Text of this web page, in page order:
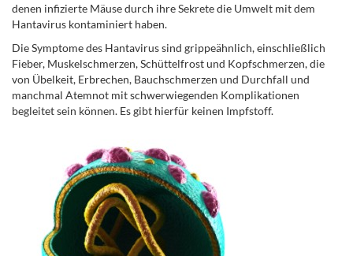
denen infizierte Mäuse durch ihre Sekrete die Umwelt mit dem
Hantavirus kontaminiert haben.
Die Symptome des Hantavirus sind grippeähnlich, einschließlich
Fieber, Muskelschmerzen, Schüttelfrost und Kopfschmerzen, die
von Übelkeit, Erbrechen, Bauchschmerzen und Durchfall und
manchmal Atemnot mit schwerwiegenden Komplikationen
begleitet sein können. Es gibt hierfür keinen Impfstoff.